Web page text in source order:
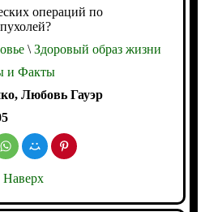
операций по
\Здоровый образ жизни
и Факты
Любовь Гауэр
Наверх